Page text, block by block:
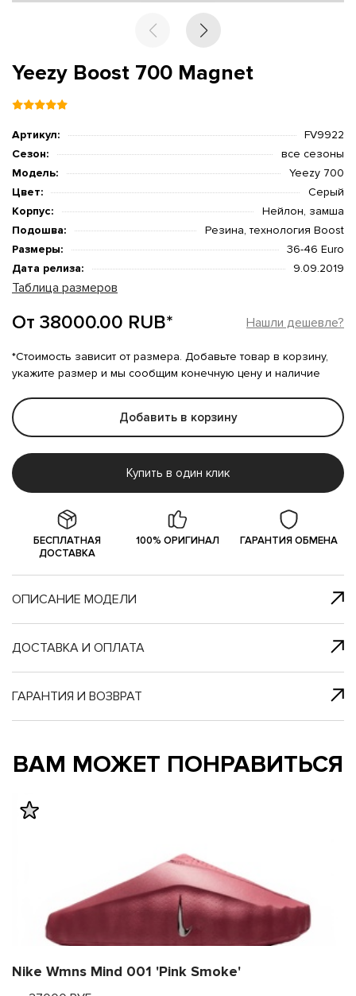
Yeezy Boost 700 Magnet
Артикул:
FV9922
Сезон:
все сезоны
Модель:
Yeezy 700
Цвет:
Серый
Корпус:
Нейлон, замша
Подошва:
Резина, технология Boost
Размеры:
36-46 Euro
Дата релиза:
9.09.2019
Таблица размеров
От 38000.00 RUB* Нашли дешевле?
*Стоимость зависит от размера. Добавьте товар в корзину,
укажите размер и мы сообщим конечную цену и наличие
Добавить в корзину
Купить в один клик
клик
и в
наш
БЕСПЛАТНАЯ
ДОСТАВКА
100% ОРИГИНАЛ ГАРАНТИЯ ОБМЕНА
ОПИСАНИЕ МОДЕЛИ
ДОСТАВКА И ОПЛАТА
ГАРАНТИЯ И ВОЗВРАТ
ВАМ МОЖЕТ ПОНРАВИТЬСЯ
Nike Wmns Mind 001 'Pink Smoke'
с нами
и в
наш